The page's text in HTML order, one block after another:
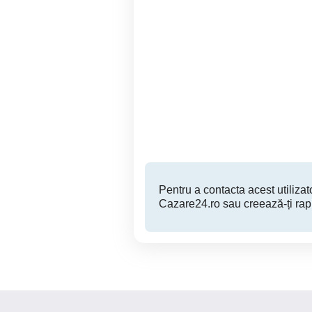
Pentru a contacta acest
Cazare24.ro sau creează-ți